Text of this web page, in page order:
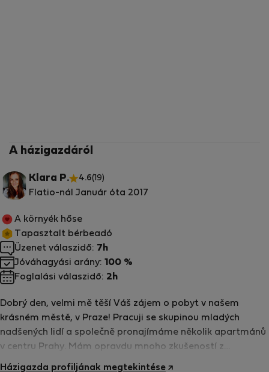
A házigazdáról
Klara P. 4.6(19)
Flatio-nál Január óta 2017
Dobrý den, velmi mě těší Váš zájem o pobyt v našem
krásném městě, v Praze! Pracuji se skupinou mladých
nadšených lidí a společně pronajímáme několik apartmánů
v centru Prahy. Mám opravdu mnoho zkušeností z
cestovního ruchu, protože v něm pracuji již pátým rokem.
Házigazda profiljának megtekintése
A környék hőse
Tapasztalt bérbeadó
Üzenet válaszidő: 7h
Jóváhagyási arány: 100 %
Foglalási válaszidő: 2h